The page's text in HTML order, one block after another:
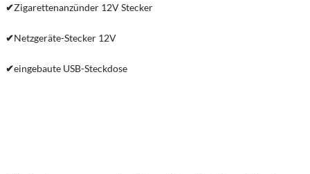
✔Zigarettenanzünder 12V Stecker
✔Netzgeräte-Stecker 12V
✔eingebaute USB-Steckdose